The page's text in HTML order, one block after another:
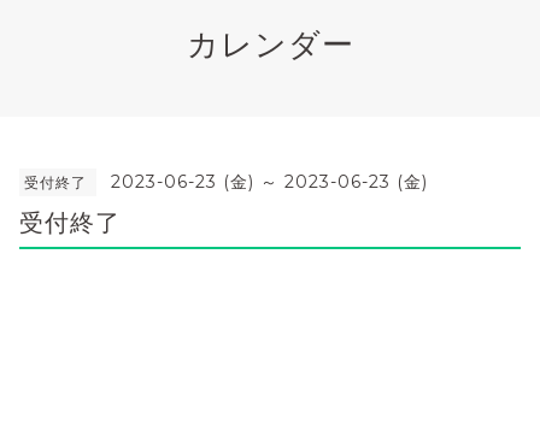
カレンダー
受付終了 2023-06-23 (金) ～ 2023-06-23 (金)
受付終了